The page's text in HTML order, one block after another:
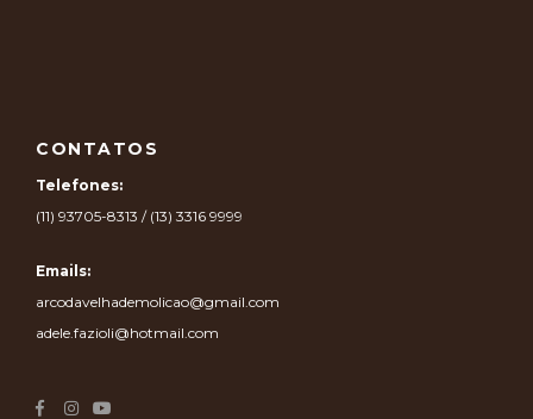
CONTATOS
Telefones:
(11) 93705-8313 / (13) 3316 9999
Emails:
arcodavelhademolicao@gmail.com
adele.fazioli@hotmail.com